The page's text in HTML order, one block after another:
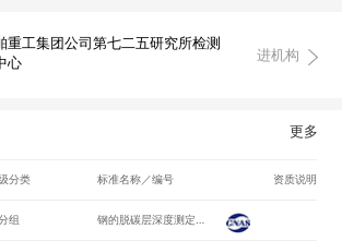
重工集团公司第七二五研究所检测
心
进机构
更多
分类 标准名称／编号 资质说明
组